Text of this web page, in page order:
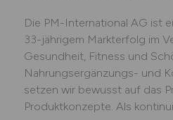
Die PM-International AG ist
33-jährigem Markterfolg im
Gesundheit, Fitness und
Nahrungsergänzungs- und
setzen wir bewusst auf das
Produktkonzepte. Als